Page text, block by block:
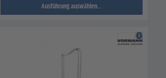
Ausführung auswählen...